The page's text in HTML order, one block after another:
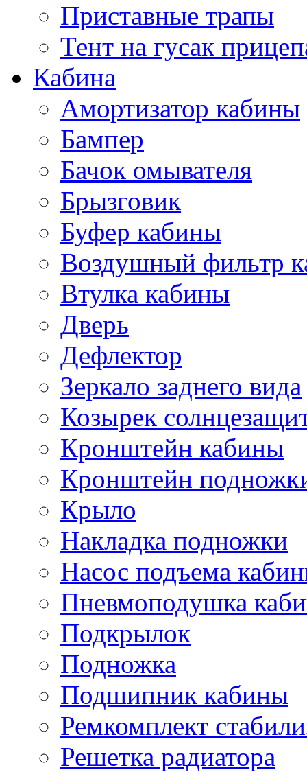
Приставные трапы
Тент на гусак
Кабина
Амортизатор кабины
Бампер
Бачок омывателя
Брызговик
Буфер кабины
Воздушный фильтр
Втулка кабины
Дверь
Дефлектор
Зеркало заднего вида
Козырек
Кронштейн кабины
Кронштейн
Крыло
Накладка подножки
Насос подъема
Пневмоподушка
Подкрылок
Подножка
Подшипник кабины
Ремкомплект
Решетка радиатора